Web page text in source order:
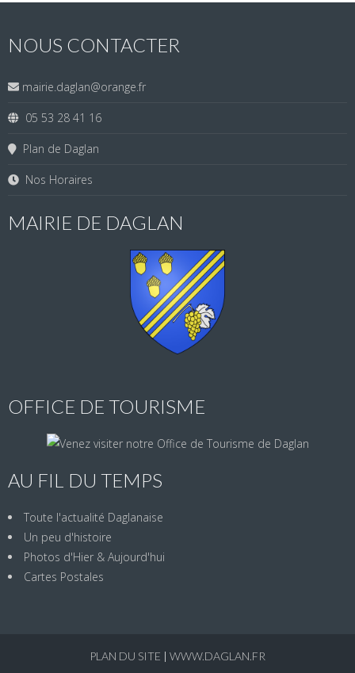
NOUS CONTACTER
mairie.daglan@orange.fr
05 53 28 41 16
Plan de Daglan
Nos Horaires
MAIRIE DE DAGLAN
OFFICE DE TOURISME
AU FIL DU TEMPS
Toute l'actualité Daglanaise
Un peu d'histoire
Photos d'Hier & Aujourd'hui
Cartes Postales
PLAN DU SITE | WWW.DAGLAN.FR